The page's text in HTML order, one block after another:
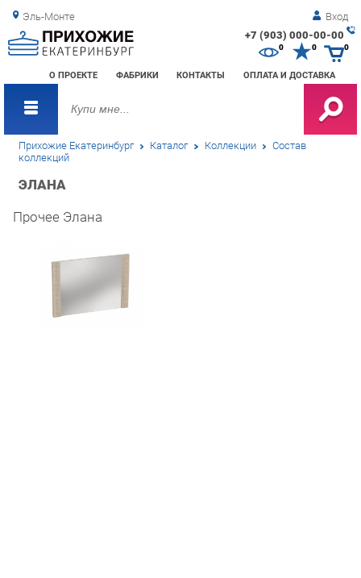
Эль-Монте Вход
+7 (903) 000-00-00
О ПРОЕКТЕ ФАБРИКИ КОНТАКТЫ ОПЛАТА И ДОСТАВКА
0 0
Прихожие Екатеринбург Каталог Коллекции Состав
коллекций
ЭЛАНА
Прочее Элана